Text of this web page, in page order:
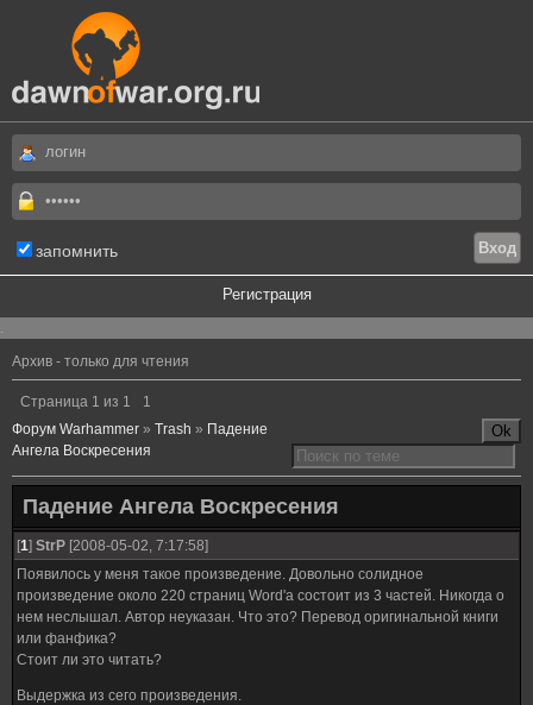
запомнить
Регистрация
.
Архив - только для чтения
Страница 1 из 1
1
Форум Warhammer » Trash » Падение
Ангела Воскресения
Падение Ангела Воскресения
[1] StrP [2008-05-02, 7:17:58]
Появилось у меня такое произведение. Довольно солидное
произведение около 220 страниц Word'а cостоит из 3 частей. Никогда о
нем неслышал. Автор неуказан. Что это? Перевод оригинальной книги
или фанфика?
Стоит ли это читать?
Выдержка из сего произведения.